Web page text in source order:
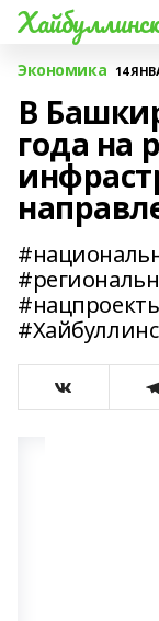
Экономика 14
В
года на